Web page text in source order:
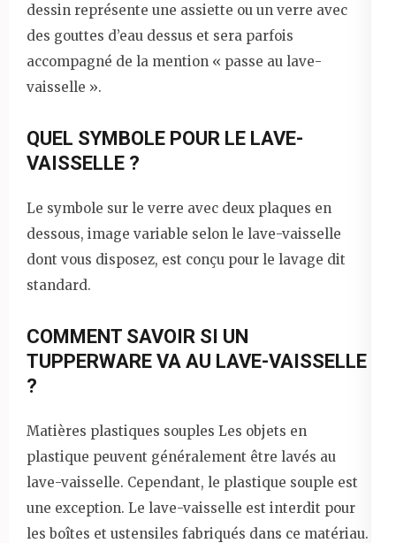
dessin représente une assiette ou un verre avec
des gouttes d’eau dessus et sera parfois
accompagné de la mention « passe au lave-
vaisselle ».
QUEL SYMBOLE POUR LE LAVE-
VAISSELLE ?
Le symbole sur le verre avec deux plaques en
dessous, image variable selon le lave-vaisselle
dont vous disposez, est conçu pour le lavage dit
standard.
COMMENT SAVOIR SI UN
TUPPERWARE VA AU LAVE-VAISSELLE
?
Matières plastiques souples Les objets en
plastique peuvent généralement être lavés au
lave-vaisselle. Cependant, le plastique souple est
une exception. Le lave-vaisselle est interdit pour
les boîtes et ustensiles fabriqués dans ce matériau.